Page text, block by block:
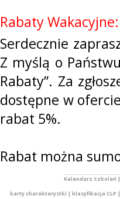
Rabaty Wakacyjne:
Serdecznie
Z myślą o
Rabaty”. Za
dostępne w
rabat 5%.
Rabat można
Kalendarz Szkoleń
karty charakterystki | klasyfikacja CLP